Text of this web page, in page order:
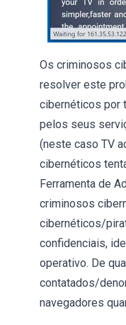
Os criminosos
resolver este
cibernéticos por
pelos seus
(neste caso TV
cibernéticos
Ferramenta de
criminosos
cibernéticos/
confidenciais,
operativo. De
contatados/
navegadores